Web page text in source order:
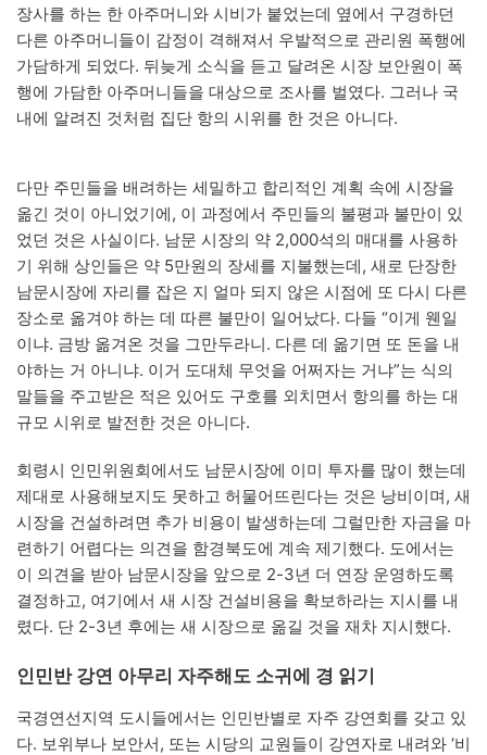
장사를 하는 한 아주머니와 시비가 붙었는데 옆에서 구경하던
다른 아주머니들이 감정이 격해져서 우발적으로 관리원 폭행에
가담하게 되었다. 뒤늦게 소식을 듣고 달려온 시장 보안원이 폭
행에 가담한 아주머니들을 대상으로 조사를 벌였다. 그러나 국
내에 알려진 것처럼 집단 항의 시위를 한 것은 아니다.
다만 주민들을 배려하는 세밀하고 합리적인 계획 속에 시장을
옮긴 것이 아니었기에, 이 과정에서 주민들의 불평과 불만이 있
었던 것은 사실이다. 남문 시장의 약 2,000석의 매대를 사용하
기 위해 상인들은 약 5만원의 장세를 지불했는데, 새로 단장한
남문시장에 자리를 잡은 지 얼마 되지 않은 시점에 또 다시 다른
장소로 옮겨야 하는 데 따른 불만이 일어났다. 다들 “이게 웬일
이냐. 금방 옮겨온 것을 그만두라니. 다른 데 옮기면 또 돈을 내
야하는 거 아니냐. 이거 도대체 무엇을 어쩌자는 거냐”는 식의
말들을 주고받은 적은 있어도 구호를 외치면서 항의를 하는 대
규모 시위로 발전한 것은 아니다.
회령시 인민위원회에서도 남문시장에 이미 투자를 많이 했는데
제대로 사용해보지도 못하고 허물어뜨린다는 것은 낭비이며, 새
시장을 건설하려면 추가 비용이 발생하는데 그럴만한 자금을 마
련하기 어렵다는 의견을 함경북도에 계속 제기했다. 도에서는
이 의견을 받아 남문시장을 앞으로 2-3년 더 연장 운영하도록
결정하고, 여기에서 새 시장 건설비용을 확보하라는 지시를 내
렸다. 단 2-3년 후에는 새 시장으로 옮길 것을 재차 지시했다.
인민반 강연 아무리 자주해도 소귀에 경 읽기
국경연선지역 도시들에서는 인민반별로 자주 강연회를 갖고 있
다. 보위부나 보안서, 또는 시당의 교원들이 강연자로 내려와 ‘비